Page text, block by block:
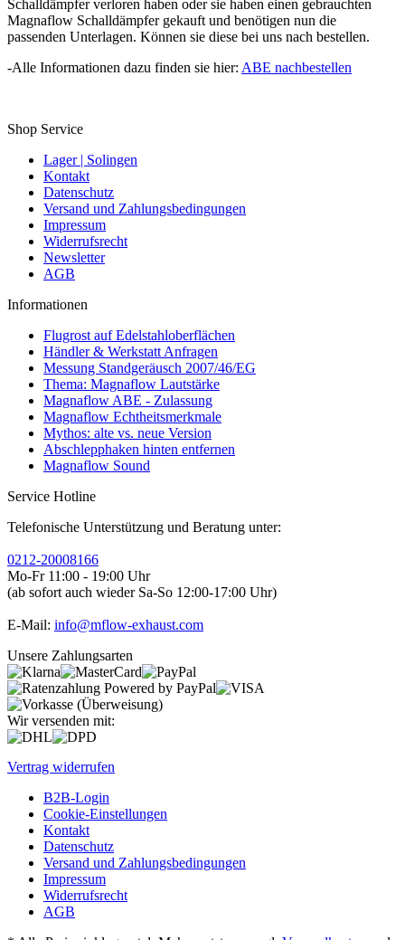
Schalldämpfer verloren haben oder sie haben einen gebrauchten
Magnaflow Schalldämpfer gekauft und benötigen nun die
passenden Unterlagen. Können sie diese bei uns nach bestellen.
-Alle Informationen dazu finden sie hier: ABE nachbestellen
Shop Service
Lager | Solingen
Kontakt
Datenschutz
Versand und Zahlungsbedingungen
Impressum
Widerrufsrecht
Newsletter
AGB
Informationen
Flugrost auf Edelstahloberflächen
Händler & Werkstatt Anfragen
Messung Standgeräusch 2007/46/EG
Thema: Magnaflow Lautstärke
Magnaflow ABE - Zulassung
Magnaflow Echtheitsmerkmale
Mythos: alte vs. neue Version
Abschlepphaken hinten entfernen
Magnaflow Sound
Service Hotline
Telefonische Unterstützung und Beratung unter:
0212-20008166
Mo-Fr 11:00 - 19:00 Uhr
(ab sofort auch wieder Sa-So 12:00-17:00 Uhr)
E-Mail: info@mflow-exhaust.com
Unsere Zahlungsarten
Wir versenden mit:
Vertrag widerrufen
B2B-Login
Cookie-Einstellungen
Kontakt
Datenschutz
Versand und Zahlungsbedingungen
Impressum
Widerrufsrecht
AGB